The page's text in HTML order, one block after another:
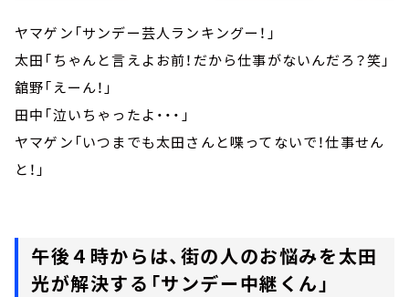
ヤマゲン「サンデー芸人ランキングー！」
太田「ちゃんと言えよお前！だから仕事がないんだろ？笑」
舘野「えーん！」
田中「泣いちゃったよ・・・」
ヤマゲン「いつまでも太田さんと喋ってないで！仕事せん
と！」
午後４時からは、街の人のお悩みを太田
光が解決する「サンデー中継くん」